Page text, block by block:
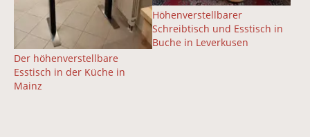
Der höhenverstellbare
Esstisch in der Küche in
Mainz
Höhenverstellbarer
Schreibtisch und Esstisch in
Buche in Leverkusen